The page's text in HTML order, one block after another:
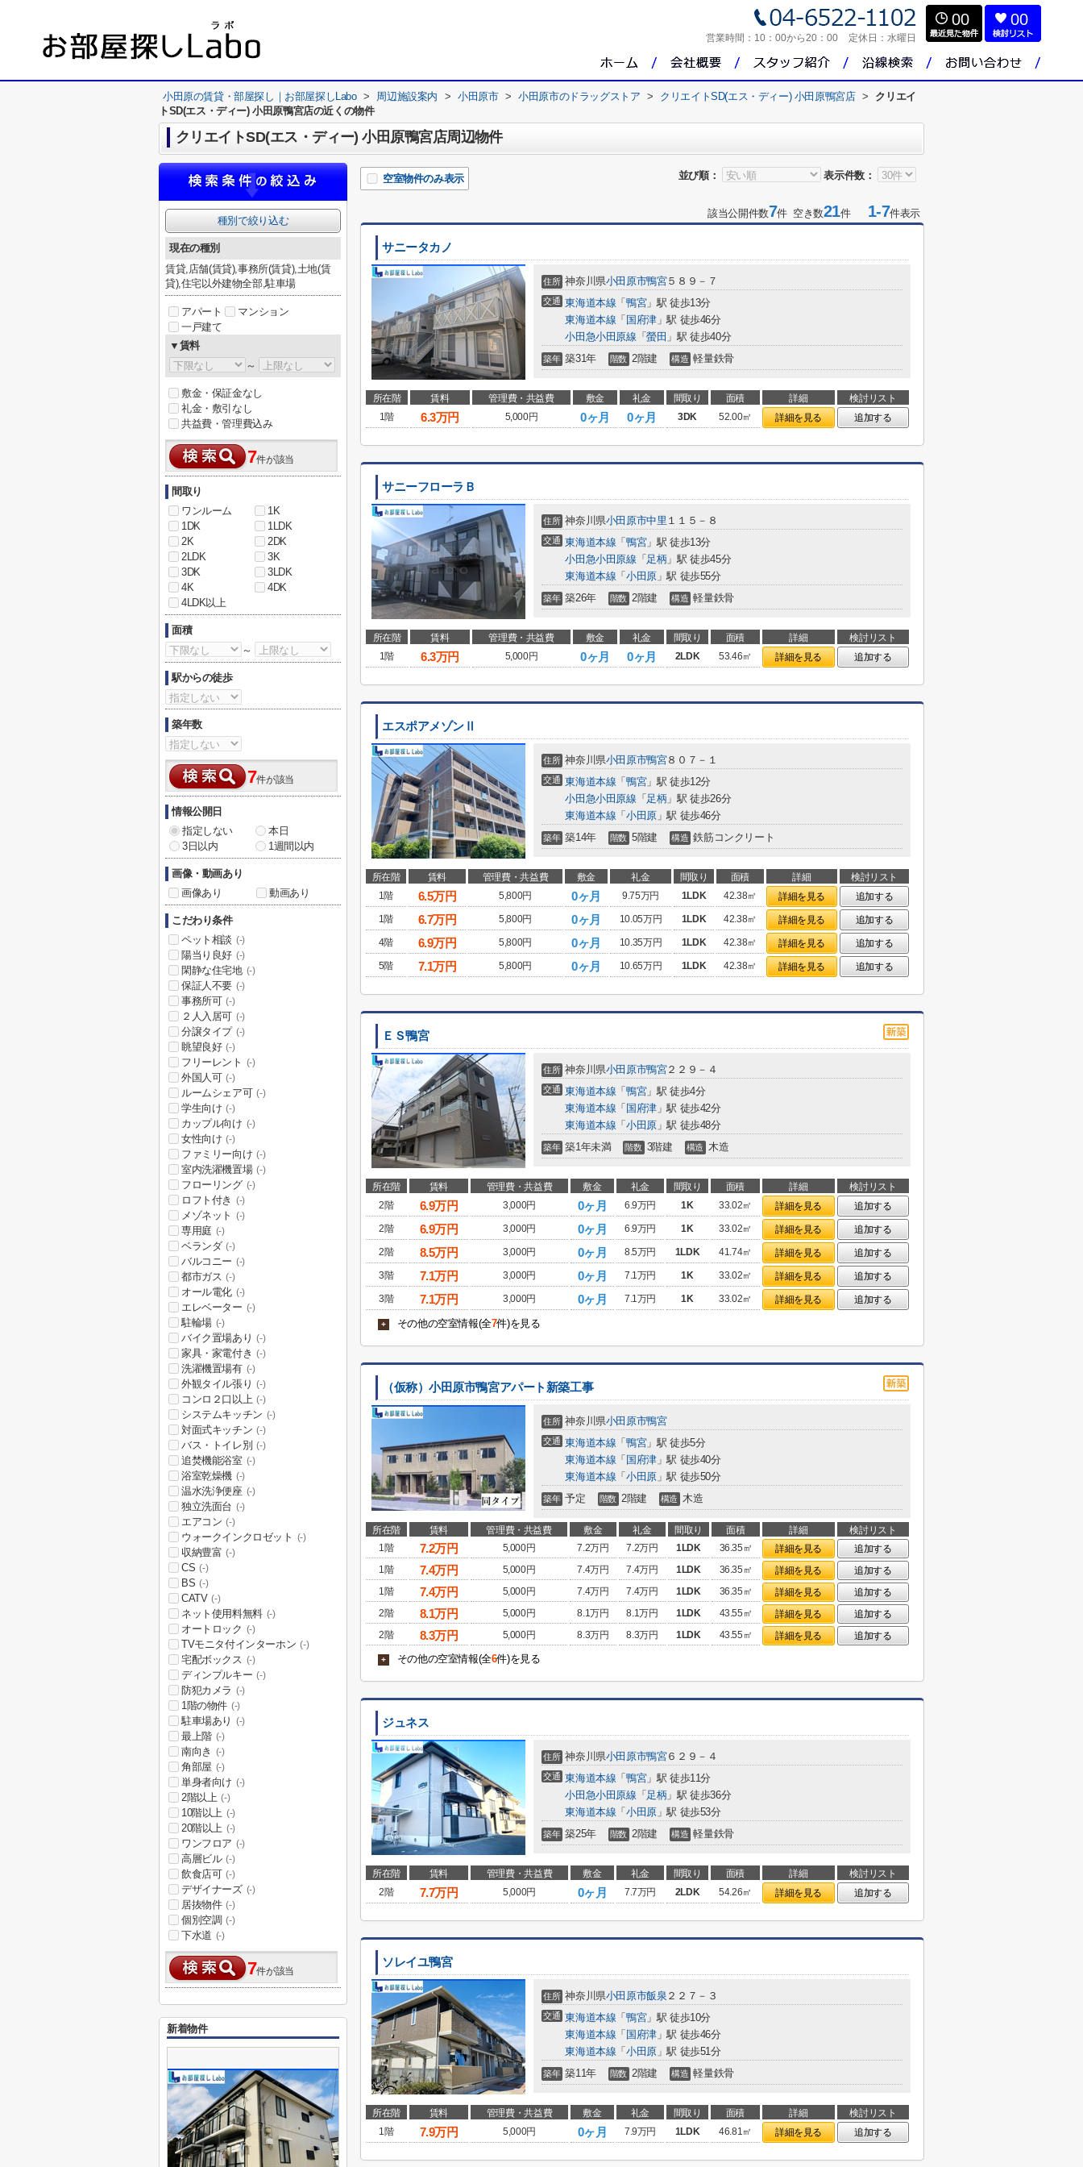
営業時間： 10：00から20：00 定休日： 水曜日
00 00
小田原の賃貸・部屋探し｜お部屋探しLabo > 周辺施設案内 > 小田原市 > 小田原市のドラッグストア > クリエイトSD(エス・ディー) 小田原鴨宮店 >
クリエイ
トSD(エス・ディー) 小田原鴨宮店の近くの物件
クリエイトSD(エス・ディー) 小田原鴨宮店周辺物件
並び順： 表示件数：
空室物件のみ表示
該当公開件数7件 空き数21件1-7件表示
サニータカノ
住所 神奈川県小田原市鴨宮５８９－７
交通 東海道本線 「 鴨宮」駅 徒歩13分
東海道本線 「 国府津」駅 徒歩46分
小田急小田原線 「螢田 」駅 徒歩40分
築年 築31年 階数 2階建 構造 軽量鉄骨
所在階 賃料 管理費・共益費 敷金 礼金 間取り 面積 詳細
検討リスト
1階
6.3万円 5,000円 0ヶ月 0ヶ月 3DK 52.00㎡ 詳細を見る 追加する
サニーフローラＢ
住所 神奈川県小田原市中里 １１５－８
交通 東海道本線 「 鴨宮」駅 徒歩13分
小田急小田原線 「 足柄 」駅 徒歩45分
東海道本線 「 小田原」駅 徒歩55分
築年 築26年 階数 2階建 構造 軽量鉄骨
所在階 賃料 管理費・共益費 敷金 礼金 間取り 面積 詳細
検討リスト
1階
6.3万円 5,000円 0ヶ月 0ヶ月 2LDK 53.46㎡ 詳細を見る 追加する
エスポアメゾンⅡ
住所 神奈川県小田原市鴨宮８０７－１
交通 東海道本線 「 鴨宮」駅 徒歩12分
小田急小田原線 「 足柄 」駅 徒歩26分
東海道本線 「 小田原」駅 徒歩46分
築年 築14年 階数 5階建 構造 鉄筋コンクリート
所在階 賃料 管理費・共益費 敷金 礼金 間取り 面積 詳細
検討リスト
1階
6.5万円 5,800円 0ヶ月 9.75万円 1LDK 42.38㎡ 詳細を見る
追加する
1階
6.7万円 5,800円 0ヶ月 10.05万円 1LDK 42.38㎡ 詳細を見る
追加する
4階
6.9万円 5,800円 0ヶ月 10.35万円 1LDK 42.38㎡ 詳細を見る
追加する
5階
7.1万円 5,800円 0ヶ月 10.65万円 1LDK 42.38㎡ 詳細を見る 追加する
ＥＳ鴨宮
住所 神奈川県小田原市鴨宮２２９－４
交通 東海道本線 「 鴨宮」駅 徒歩4分
東海道本線 「 国府津」駅 徒歩42分
東海道本線 「 小田原」駅 徒歩48分
築年 築1年未満 階数 3階建 構造 木造
所在階 賃料 管理費・共益費 敷金 礼金 間取り 面積 詳細
検討リスト
2階
6.9万円 3,000円 0ヶ月 6.9万円 1K 33.02㎡ 詳細を見る
追加する
2階
6.9万円 3,000円 0ヶ月 6.9万円 1K 33.02㎡ 詳細を見る
追加する
2階
8.5万円 3,000円 0ヶ月 8.5万円 1LDK 41.74㎡ 詳細を見る
追加する
3階
7.1万円 3,000円 0ヶ月 7.1万円 1K 33.02㎡ 詳細を見る
追加する
3階
7.1万円 3,000円 0ヶ月 7.1万円 1K 33.02㎡ 詳細を見る 追加する
+ その他の空室情報(全7件)を見る
（仮称）小田原市鴨宮アパート新築工事
住所 神奈川県小田原市鴨宮
交通 東海道本線 「 鴨宮」駅 徒歩5分
東海道本線 「 国府津」駅 徒歩40分
東海道本線 「 小田原」駅 徒歩50分
築年 予定 階数 2階建 構造 木造
所在階 賃料 管理費・共益費 敷金 礼金 間取り 面積 詳細
検討リスト
1階
7.2万円 5,000円 7.2万円 7.2万円 1LDK 36.35㎡ 詳細を見る
追加する
1階
7.4万円 5,000円 7.4万円 7.4万円 1LDK 36.35㎡ 詳細を見る
追加する
1階
7.4万円 5,000円 7.4万円 7.4万円 1LDK 36.35㎡ 詳細を見る
追加する
2階
8.1万円 5,000円 8.1万円 8.1万円 1LDK 43.55㎡ 詳細を見る
追加する
2階
8.3万円 5,000円 8.3万円 8.3万円 1LDK 43.55㎡ 詳細を見る 追加する
+ その他の空室情報(全6件)を見る
ジュネス
住所 神奈川県小田原市鴨宮６２９－４
交通 東海道本線 「 鴨宮」駅 徒歩11分
小田急小田原線 「 足柄 」駅 徒歩36分
東海道本線 「 小田原」駅 徒歩53分
築年 築25年 階数 2階建 構造 軽量鉄骨
所在階 賃料 管理費・共益費 敷金 礼金 間取り 面積 詳細
検討リスト
2階
7.7万円 5,000円 0ヶ月 7.7万円 2LDK 54.26㎡ 詳細を見る 追加する
ソレイユ鴨宮
住所 神奈川県小田原市飯泉 ２２７－３
交通 東海道本線 「 鴨宮」駅 徒歩10分
東海道本線 「 国府津」駅 徒歩46分
東海道本線 「 小田原」駅 徒歩51分
築年 築11年 階数 2階建 構造 軽量鉄骨
所在階 賃料 管理費・共益費 敷金 礼金 間取り 面積 詳細
検討リスト
1階
7.9万円 5,000円 0ヶ月 7.9万円 1LDK 46.81㎡ 詳細を見る 追加する
種別で絞り込む
現在の種別
賃貸,店舗(賃貸),事務所(賃貸),土地(賃
貸),住宅以外建物全部,駐車場
アパート
マンション
一戸建て
▼賃料
～
敷金・保証金なし
礼金・敷引なし
共益費・管理費込み
7件が該当
間取り
ワンルーム
1K
1DK
1LDK
2K
2DK
2LDK
3K
3DK
3LDK
4K
4DK
4LDK以上
面積
～
駅からの徒歩
築年数
7件が該当
情報公開日
指定しない
本日
3日以内
1週間以内
画像・動画あり
画像あり
動画あり
こだわり条件
ペット相談 (-)
陽当り良好 (-)
閑静な住宅地 (-)
保証人不要 (-)
事務所可 (-)
２人入居可 (-)
分譲タイプ (-)
眺望良好 (-)
フリーレント (-)
外国人可 (-)
ルームシェア可 (-)
学生向け (-)
カップル向け (-)
女性向け (-)
ファミリー向け (-)
室内洗濯機置場 (-)
フローリング (-)
ロフト付き (-)
メゾネット (-)
専用庭 (-)
ベランダ (-)
バルコニー (-)
都市ガス (-)
オール電化 (-)
エレベーター (-)
駐輪場 (-)
バイク置場あり (-)
家具・家電付き (-)
洗濯機置場有 (-)
外観タイル張り (-)
コンロ２口以上 (-)
システムキッチン (-)
対面式キッチン (-)
バス・トイレ別 (-)
追焚機能浴室 (-)
浴室乾燥機 (-)
温水洗浄便座 (-)
独立洗面台 (-)
エアコン (-)
ウォークインクロゼット (-)
収納豊富 (-)
CS (-)
BS (-)
CATV (-)
ネット使用料無料 (-)
オートロック (-)
TVモニタ付インターホン (-)
宅配ボックス (-)
ディンプルキー (-)
防犯カメラ (-)
1階の物件 (-)
駐車場あり (-)
最上階 (-)
南向き (-)
角部屋 (-)
単身者向け (-)
2階以上 (-)
10階以上 (-)
20階以上 (-)
ワンフロア (-)
高層ビル (-)
飲食店可 (-)
デザイナーズ (-)
居抜物件 (-)
個別空調 (-)
下水道 (-)
7件が該当
新着物件